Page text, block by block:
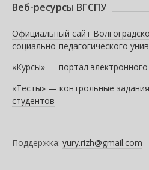
Веб-ресурсы ВГСПУ
Официальный сайт
социально-педагогического
«Курсы» — портал
«Тесты» — контрольные
студентов
Поддержка: yury.rizh@gmail.com